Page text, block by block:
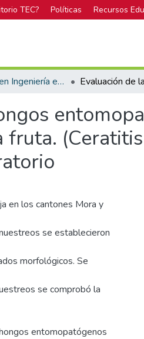
TEC? Políticas Recursos
Bachillerato en Ingeniería en Biotecnología
fruta.
en los cantones Mora y
se establecieron
morfológicos. Se
se comprobó la
entomopatógenos